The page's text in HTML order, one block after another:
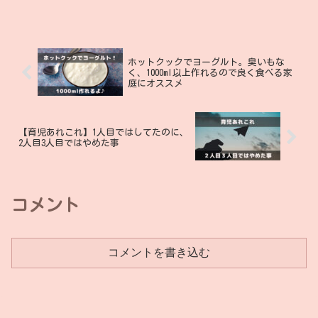
ホットクックでヨーグルト。臭いもな
く、1000ml以上作れるので良く食べる家
庭にオススメ
【育児あれこれ】1人目ではしてたのに、
2人目3人目ではやめた事
コメント
コメントを書き込む